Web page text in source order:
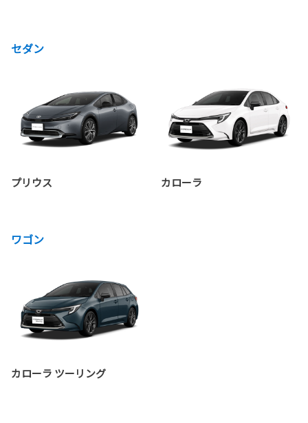
セダン
プリウス カローラ
ワゴン
カローラ ツーリング